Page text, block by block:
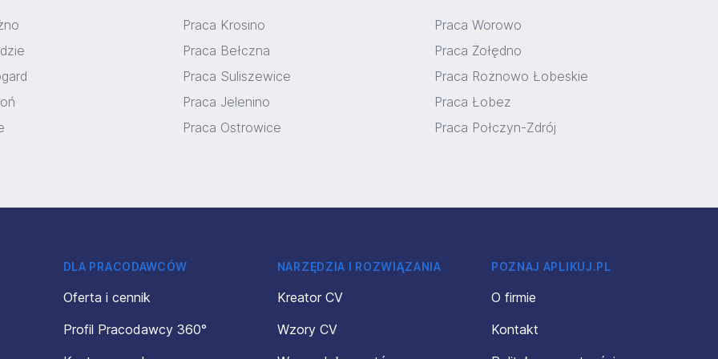
Praca Krosino
Praca Worowo
Praca Bełczna
Praca Żołędno
Praca Suliszewice
Praca Rożnowo Łobeskie
Praca Jelenino
Praca Łobez
Praca Ostrowice Praca Połczyn-Zdrój
DLA PRACODAWCÓW
Oferta i cennik
Profil Pracodawcy 360°
NARZĘDZIA I ROZWIĄZANIA
Kreator CV
Wzory CV
POZNAJ APLIKUJ.PL
O firmie
Kontakt